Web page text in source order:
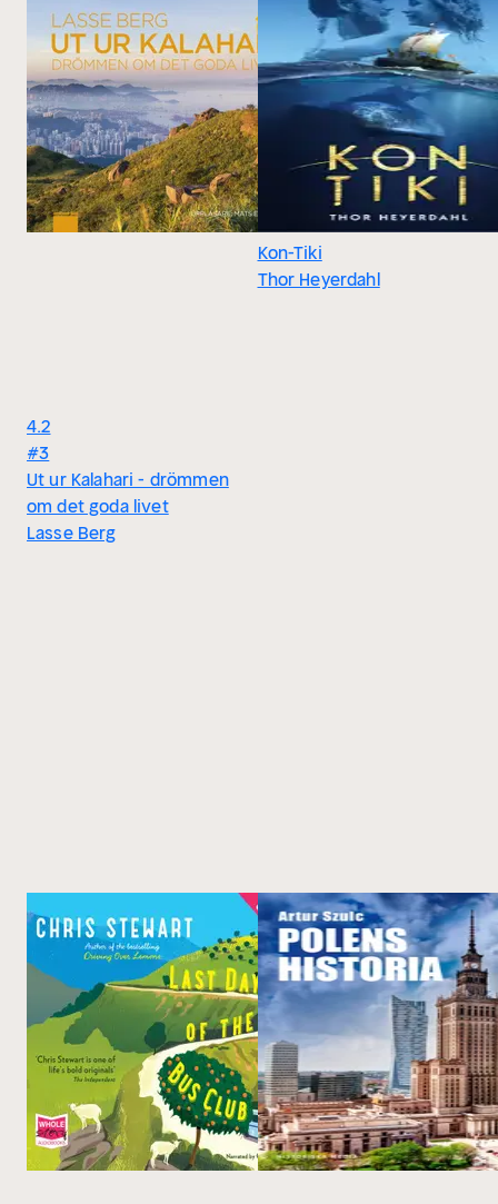
4.2
#3
Ut ur Kalahari - drömmen
om det goda livet
Lasse Berg
Kon-Tiki
Thor Heyerdahl